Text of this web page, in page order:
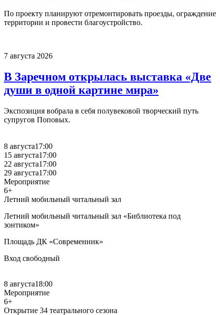
По проекту планируют отремонтировать проезды, ограждение
территории и провести благоустройство.
7 августа 2026
В Заречном открылась выставка «Две
души в одной картине мира»
Экспозиция вобрала в себя полувековой творческий путь
супругов Поповых.
8 августа17:00
15 августа17:00
22 августа17:00
29 августа17:00
Мероприятие
6+
Летний мобильный читальный зал
Летний мобильный читальный зал «Библиотека под
зонтиком»
Площадь ДК «Современник»
Вход свободный
8 августа18:00
Мероприятие
6+
Открытие 34 театрального сезона